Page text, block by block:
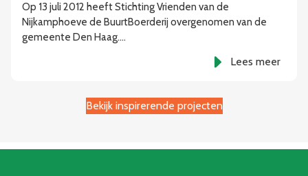
Op 13 juli 2012 heeft Stichting Vrienden van de
Nijkamphoeve de BuurtBoerderij overgenomen van de
gemeente Den Haag.…
Lees meer
Bekijk inspirerende projecten